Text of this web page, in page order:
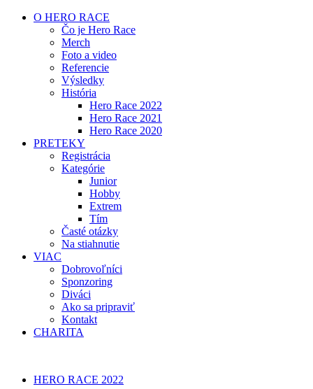
O HERO RACE
Čo je Hero Race
Merch
Foto a video
Referencie
Výsledky
História
Hero Race 2022
Hero Race 2021
Hero Race 2020
PRETEKY
Registrácia
Kategórie
Junior
Hobby
Extrem
Tím
Časté otázky
Na stiahnutie
VIAC
Dobrovoľníci
Sponzoring
Diváci
Ako sa pripraviť
Kontakt
CHARITA
HERO RACE 2022